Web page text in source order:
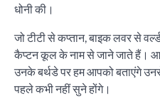
धोनी की।
जो टीटी से कप्तान, बाइक लवर से
कैप्टन कूल के नाम से जाने जाते हैं।
उनके बर्थडे पर हम आपको बताएंगे
पहले कभी नहीं सुने होंगे।